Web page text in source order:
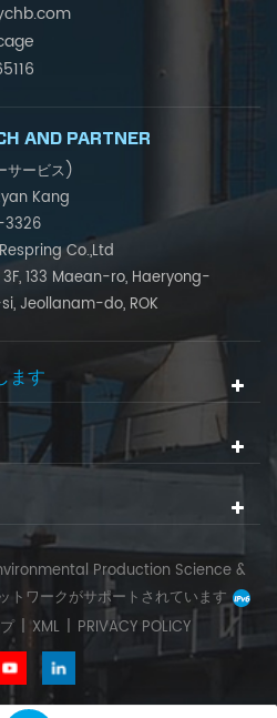
AND PARTNER
サービス)
Kang
3326
Co.,Ltd
133 Maean-ro, Haeryong-
Jeollanam-do, ROK
ます
Production Science &
トワークがサポートされています
| XML | PRIVACY POLICY